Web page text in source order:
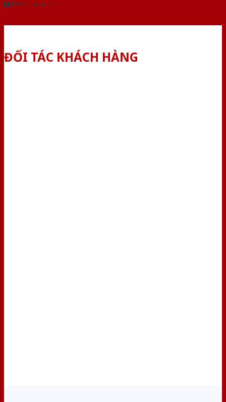
Dành cho đại lý
ĐỐI TÁC KHÁCH HÀNG